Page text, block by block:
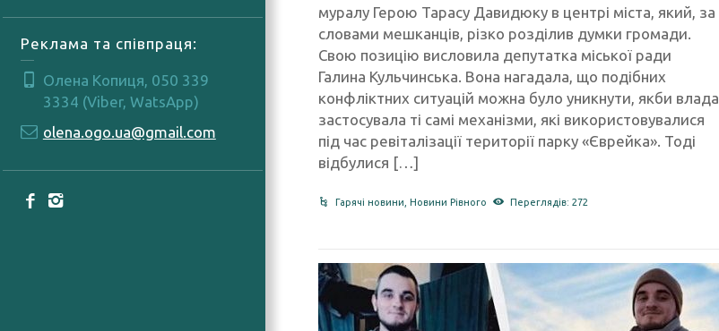
Реклама та співпраця:
Олена Копиця, 050 339
3334 (Viber, WatsApp)
olena.ogo.ua@gmail.com
муралу Герою Тарасу Давидюку в центрі міста, який, за
словами мешканців, різко розділив думки громади.
Свою позицію висловила депутатка міської ради
Галина Кульчинська. Вона нагадала, що подібних
конфліктних ситуацій можна було уникнути, якби влада
застосувала ті самі механізми, які використовувалися
під час ревіталізації території парку «Єврейка». Тоді
відбулися […]
Гарячі новини ,Новини Рівного Переглядів: 272